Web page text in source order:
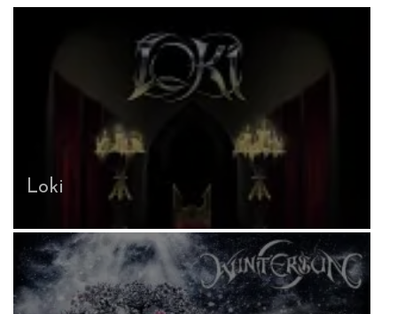
Loki